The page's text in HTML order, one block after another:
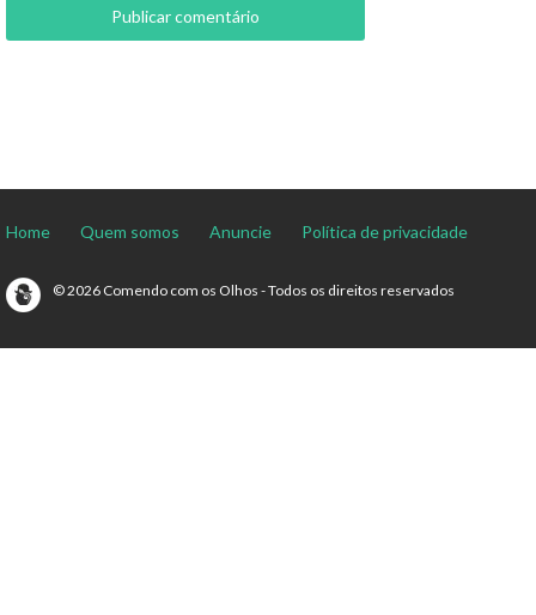
Home Quem somos Anuncie Política de privacidade
© 2026 Comendo com os Olhos - Todos os direitos reservados